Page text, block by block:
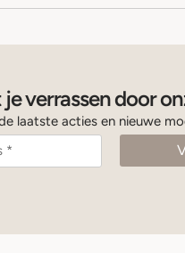
je verrassen door
laatste acties en nieuwe